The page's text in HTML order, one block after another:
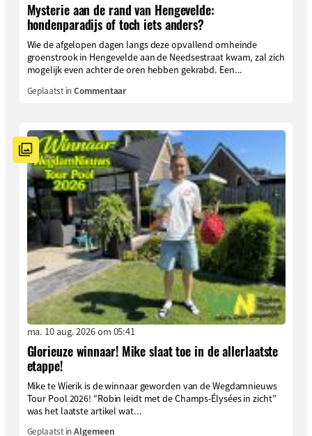
Mysterie aan de rand van Hengevelde:
hondenparadijs of toch iets anders?
Wie de afgelopen dagen langs deze opvallend omheinde
groenstrook in Hengevelde aan de Needsestraat kwam, zal zich
mogelijk even achter de oren hebben gekrabd. Een...
Geplaatst inCommentaar
ma. 10 aug. 2026 om 05:41
Glorieuze winnaar! Mike slaat toe in de allerlaatste
etappe!
Mike te Wierik is de winnaar geworden van de Wegdamnieuws
Tour Pool 2026! “Robin leidt met de Champs-Élysées in zicht”
was het laatste artikel wat...
Geplaatst inAlgemeen